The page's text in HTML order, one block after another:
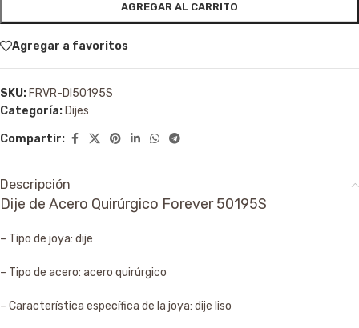
AGREGAR AL CARRITO
Agregar a favoritos
SKU: FRVR-DI50195S
Categoría: Dijes
Compartir:
Descripción
Dije de Acero Quirúrgico Forever 50195S
– Tipo de joya: dije
– Tipo de acero: acero quirúrgico
– Característica específica de la joya: dije liso